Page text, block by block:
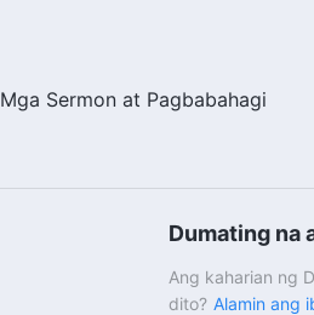
Mga Sermon at Pagbabahagi
Dumating na
Ang kaharian ng
dito? Alamin ang